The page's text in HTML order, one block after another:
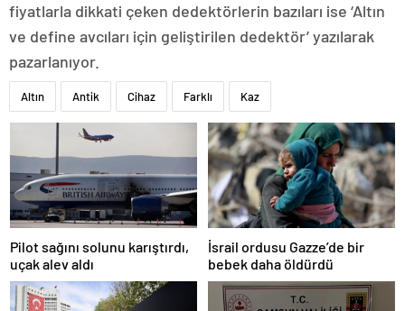
fiyatlarla dikkati çeken dedektörlerin bazıları ise ‘Altın
ve define avcıları için geliştirilen dedektör’ yazılarak
pazarlanıyor.
Altın Antik Cihaz Farklı Kaz
Pilot sağını solunu karıştırdı,
uçak alev aldı
İsrail ordusu Gazze’de bir
bebek daha öldürdü